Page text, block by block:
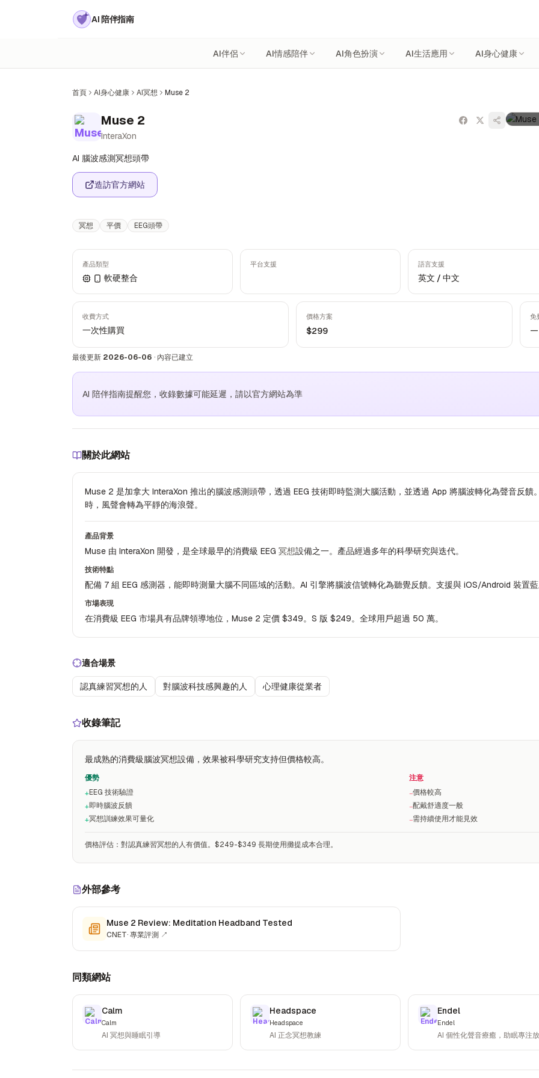
AI 陪伴指南
AI伴侶 AI情感陪伴 AI角色扮演 AI生活應用 AI身心健康
首頁 AI身心健康 AI冥想 Muse 2
Muse 2
InteraXon
AI 腦波感測冥想頭帶
造訪官方網站
冥想 平價 EEG頭帶
產品類型
軟硬整合
平台支援 語言支援
英文 / 中文
收費方式
一次性購買
價格方案
$299
免
—
最後更新 2026-06-06 · 內容已建立
AI 陪伴指南提醒您，收錄數據可能延遲，請以官方網站為準
關於此網站
Muse 2 是加拿大 InteraXon 推出的腦波感測頭帶，透過 EEG 技術即時監測大腦活動，並透過 App 將腦波轉化為聲音反
時，風聲會轉為平靜的海浪聲。
產品背景
Muse 由 InteraXon 開發，是全球最早的消費級 EEG 冥想設備之一。產品經過多年的科學研究與迭代。
技術特點
配備 7 組 EEG 感測器，能即時測量大腦不同區域的活動。AI 引擎將腦波信號轉化為聽覺反饋。支援與 iOS/Android 裝置藍
市場表現
在消費級 EEG 市場具有品牌領導地位，Muse 2 定價 $349。S 版 $249。全球用戶超過 50 萬。
適合場景
認真練習冥想的人 對腦波科技感興趣的人 心理健康從業者
收錄筆記
最成熟的消費級腦波冥想設備，效果被科學研究支持但價格較高。
優勢
+EEG 技術驗證
+即時腦波反饋
+冥想訓練效果可量化
注意
−價格較高
−配戴舒適度一般
−需持續使用才能見效
價格評估 ： 對認真練習冥想的人有價值。$249-$349 長期使用攤提成本合理。
外部參考
Muse 2 Review: Meditation Headband Tested
CNET·專業評測 ↗
同類網站
Calm
Calm
AI 冥想與睡眠引導
Headspace
Headspace
AI 正念冥想教練
Endel
Endel
AI 個性化聲音療癒，助眠專注